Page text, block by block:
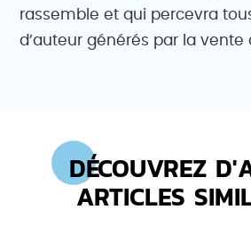
rassemble et qui percevra
d’auteur générés par la vente
DÉCOUVREZ
ARTICLES